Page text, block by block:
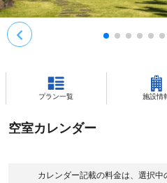
プラン一覧 施設情
空室カレンダー
カレンダー記載の料金は、選択中